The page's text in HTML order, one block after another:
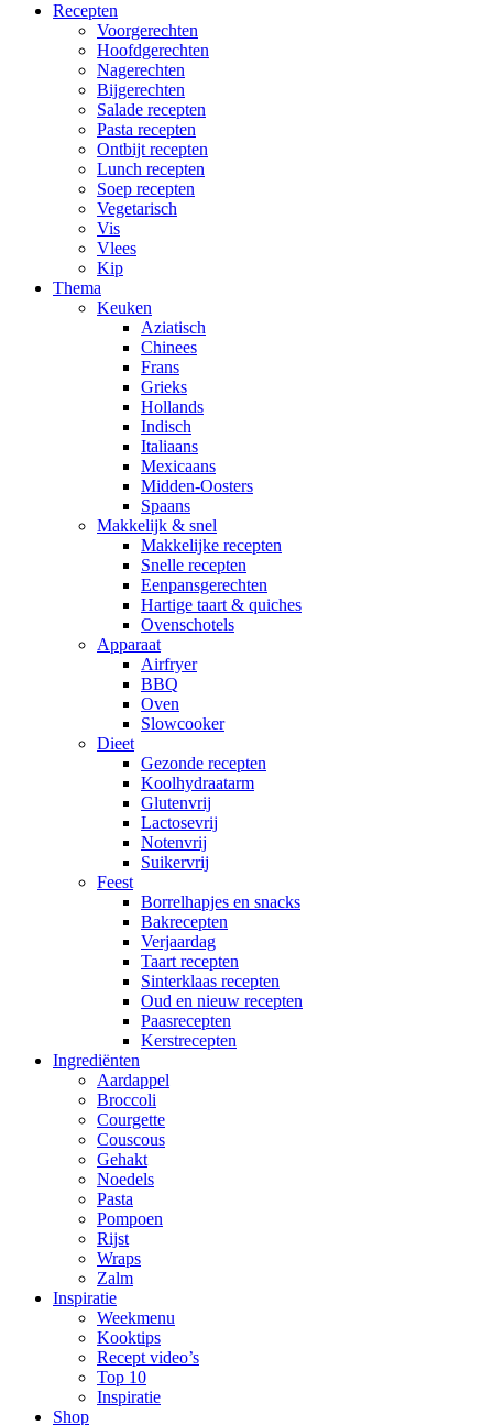
Recepten
Voorgerechten
Hoofdgerechten
Nagerechten
Bijgerechten
Salade recepten
Pasta recepten
Ontbijt recepten
Lunch recepten
Soep recepten
Vegetarisch
Vis
Vlees
Kip
Thema
Keuken
Aziatisch
Chinees
Frans
Grieks
Hollands
Indisch
Italiaans
Mexicaans
Midden-Oosters
Spaans
Makkelijk & snel
Makkelijke recepten
Snelle recepten
Eenpansgerechten
Hartige taart & quiches
Ovenschotels
Apparaat
Airfryer
BBQ
Oven
Slowcooker
Dieet
Gezonde recepten
Koolhydraatarm
Glutenvrij
Lactosevrij
Notenvrij
Suikervrij
Feest
Borrelhapjes en snacks
Bakrecepten
Verjaardag
Taart recepten
Sinterklaas recepten
Oud en nieuw recepten
Paasrecepten
Kerstrecepten
Ingrediënten
Aardappel
Broccoli
Courgette
Couscous
Gehakt
Noedels
Pasta
Pompoen
Rijst
Wraps
Zalm
Inspiratie
Weekmenu
Kooktips
Recept video’s
Top 10
Inspiratie
Shop